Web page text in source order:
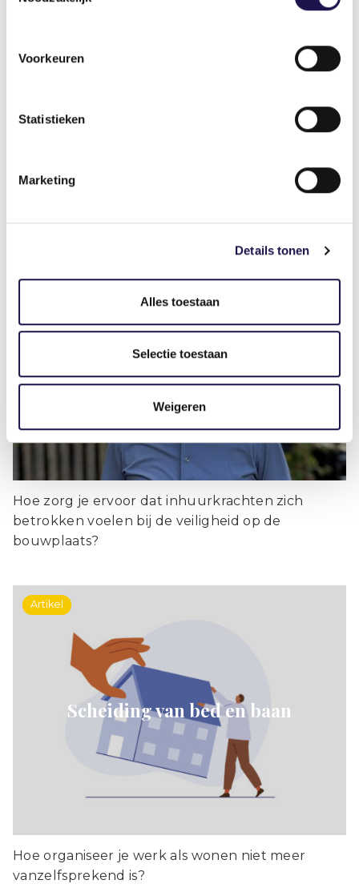
Voorkeuren
Statistieken
Marketing
Details tonen
Alles toestaan
Selectie toestaan
Weigeren
3 lessen om inhuurkrachten veiliger
te laten werken op de bouwplaats
Hoe zorg je ervoor dat inhuurkrachten zich
betrokken voelen bij de veiligheid op de
bouwplaats?
Artikel
Scheiding van bed en baan
Hoe organiseer je werk als wonen niet meer
vanzelfsprekend is?